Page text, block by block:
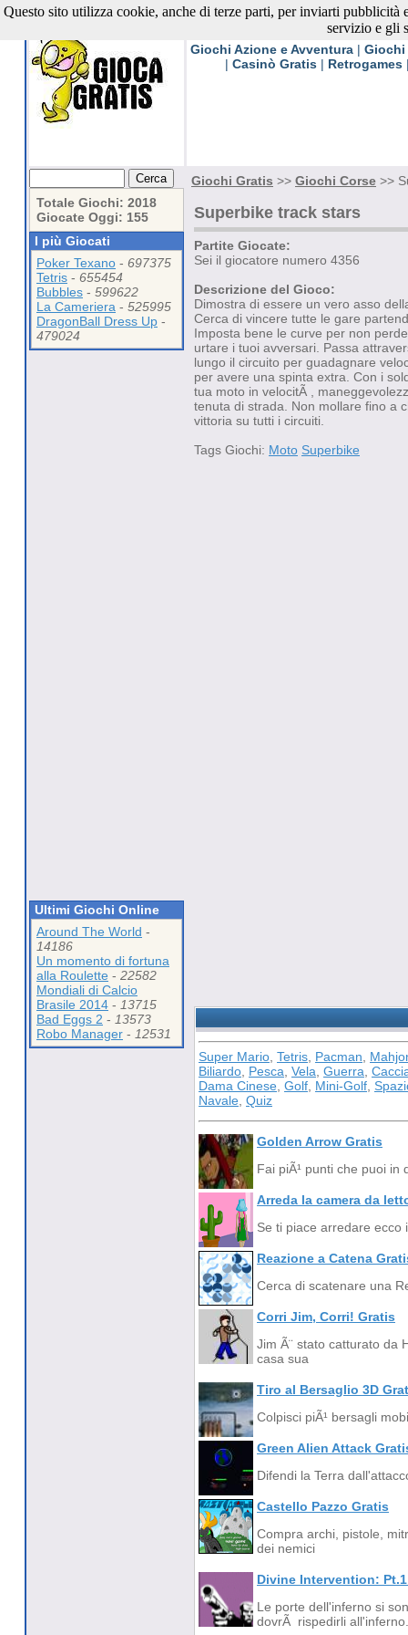
Giochi Gratis
Giochi Azione e Avventura| Giochi
| Casinò Gratis| Retrogames
Totale Giochi: 2018
Giocate Oggi: 155
I più Giocati
Poker Texano - 697375
Tetris - 655454
Bubbles - 599622
La Cameriera - 525995
DragonBall Dress Up -
479024
Ultimi Giochi Online
Around The World -
14186
Un momento di fortuna
alla Roulette - 22582
Mondiali di Calcio
Brasile 2014 - 13715
Bad Eggs 2 - 13573
Robo Manager - 12531
Giochi Gratis >> Giochi Corse >>
Superbike track stars
Partite Giocate:
Sei il giocatore numero 4356
Descrizione del Gioco:
Dimostra di essere un vero asso
Cerca di vincere tutte le gare
Imposta bene le curve per non
urtare i tuoi avversari. Passa
lungo il circuito per guadagnare
per avere una spinta extra. Con i
tua moto in velocitÃ ,
tenuta di strada. Non mollare fino a
vittoria su tutti i circuiti.
Tags Giochi: Moto Superbike
Super Mario Tetris Pacman
Biliardo Pesca Vela Guerra
Dama Cinese Golf Mini-Golf
Navale Quiz
Golden Arrow Gratis
Fai piÃ¹ punti che puoi
Arreda la camera da
Se ti piace arredare ecco
Reazione a Catena
Cerca di scatenare una
Corri Jim, Corri! Gratis
Jim Ã¨ stato catturato da
casa sua
Tiro al Bersaglio 3D
Colpisci piÃ¹ bersagli
Green Alien Attack
Difendi la Terra
Castello Pazzo Gratis
Compra archi, pistole,
dei nemici
Divine Intervention:
Le porte dell'inferno si
dovrÃ rispedirli all'inferno.
Questo sito utilizza cookie, anche di terze parti, per inviarti
servizio e gli